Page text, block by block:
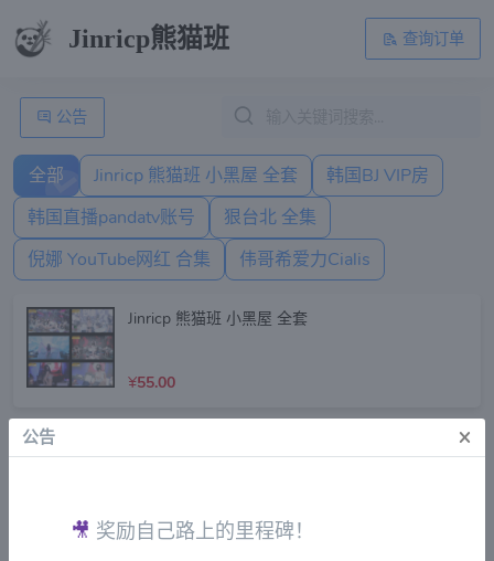
Jinricp熊猫班 查询订单
公告
全部 Jinricp 熊猫班 小黑屋 全套
韩国BJ VIP房
韩国直播pandatv账号
狠台北 全集
倪娜 YouTube网红 合集
伟哥希爱力Cialis
Jinricp 熊猫班 小黑屋 全套
¥55.00
公告 ×
🎥 奖励自己路上的里程碑！